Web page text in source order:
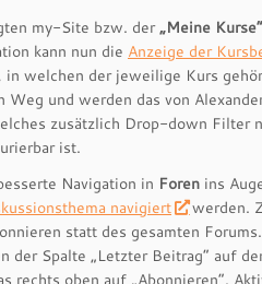
my-Site bzw. der„Meine Kurse“
kann nun die Anzeige der
welchen der jeweilige Kurs
und werden das von
zusätzlich Drop-down Filter
ist.
Navigation in Foren ins
navigiert
werden.
statt des gesamten
der Spalte „Letzter Beitrag“ auf
rechts oben auf „Abonnieren“.